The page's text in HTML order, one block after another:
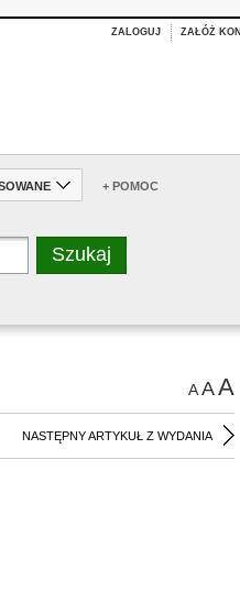
ZALOGUJ ZAŁÓŻ
+ POMOC
AAA
NASTĘPNY ARTYKUŁ Z WYDANIA